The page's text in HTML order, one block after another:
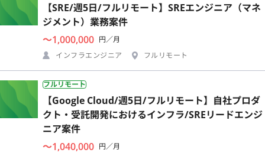
【SRE/週5日/フルリモート】SREエンジニア（マネ
ジメント）業務案件
〜1,000,000 円／月
インフラエンジニア
フルリモート
フルリモート
【Google Cloud/週5日/フルリモート】自社プロダ
クト・受託開発におけるインフラ/SREリードエンジ
ニア案件
〜1,040,000 円／月